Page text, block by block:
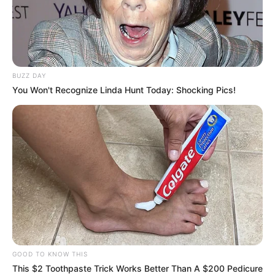
BUZZ DAY
You Won't Recognize Linda Hunt Today: Shocking Pics!
GOOD TO KNOW THIS
This $2 Toothpaste Trick Works Better Than A $200 Pedicure